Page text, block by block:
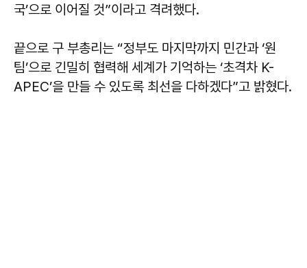
국’으로 이어질 것”이라고 격려했다.
끝으로 구 부총리는 “정부도 마지막까지 민간과 ‘원
팀’으로 긴밀히 협력해 세계가 기억하는 ‘초격차 K-
APEC’을 만들 수 있도록 최선을 다하겠다”고 밝혔다.